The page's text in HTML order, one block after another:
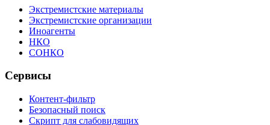
Экстремистские материалы
Экстремистские организации
Иноагенты
НКО
СОНКО
Сервисы
Контент-фильтр
Безопасный поиск
Скрипт для слабовидящих